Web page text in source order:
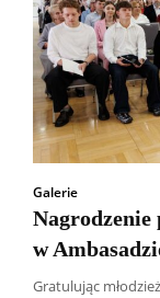
Galerie
w
Gratulując